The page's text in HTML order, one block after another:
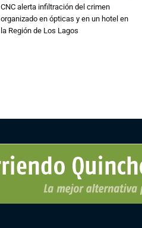
CNC alerta infiltración del crimen
organizado en ópticas y en un hotel en
la Región de Los Lagos